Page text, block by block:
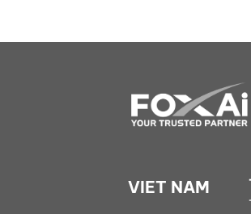
VIET NAM